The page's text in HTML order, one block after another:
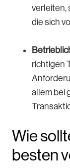
verleiten,
die sich
richtigen
allem bei
Wie
besten